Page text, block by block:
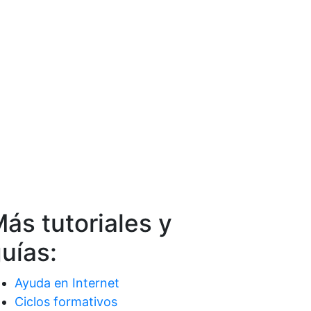
tutoriales y
Ayuda en Internet
Ciclos formativos